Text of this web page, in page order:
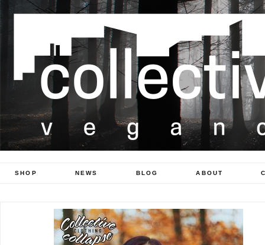
SHOP NEWS BLOG ABOUT